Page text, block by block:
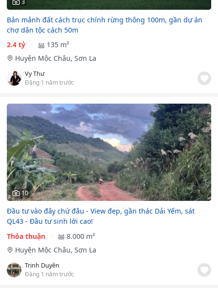
Bản mảnh đất cách trục chính rừng thông 100m, gần dự án
chợ dân tộc cách 50m
2.4 tỷ
135 m²
Huyện Mộc Châu, Sơn La
Vy Thư
Đăng 1 năm trước
10
Đầu tư vào đây chứ đâu - View đẹp, gần thác Dải Yếm, sát
QL43 - Đầu tư sinh lời cao!
Thỏa thuận
8.000 m²
Huyện Mộc Châu, Sơn La
Trịnh Duyên
Đăng 1 năm trước